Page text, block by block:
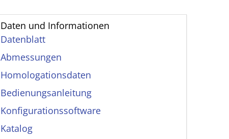
Daten und Informationen
Datenblatt
Abmessungen
Homologationsdaten
Bedienungs­anleitung
Konfigurationssoftware
Katalog